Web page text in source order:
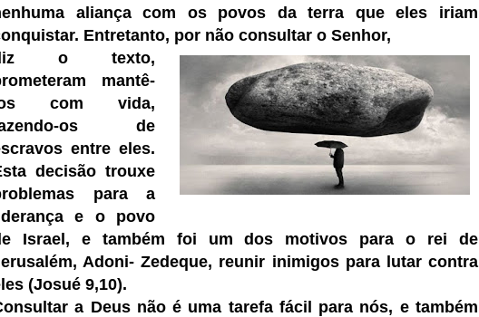
aliança com os povos da terra que eles iriam
Entretanto, por não consultar o Senhor,
o texto,
mantê-
com vida,
os de
entre eles.
decisão trouxe
para a
e o povo
Israel, e também foi um dos motivos para o rei de
Adoni- Zedeque, reunir inimigos para lutar contra
(Josué 9,10).
a Deus não é uma tarefa fácil para nós, e também